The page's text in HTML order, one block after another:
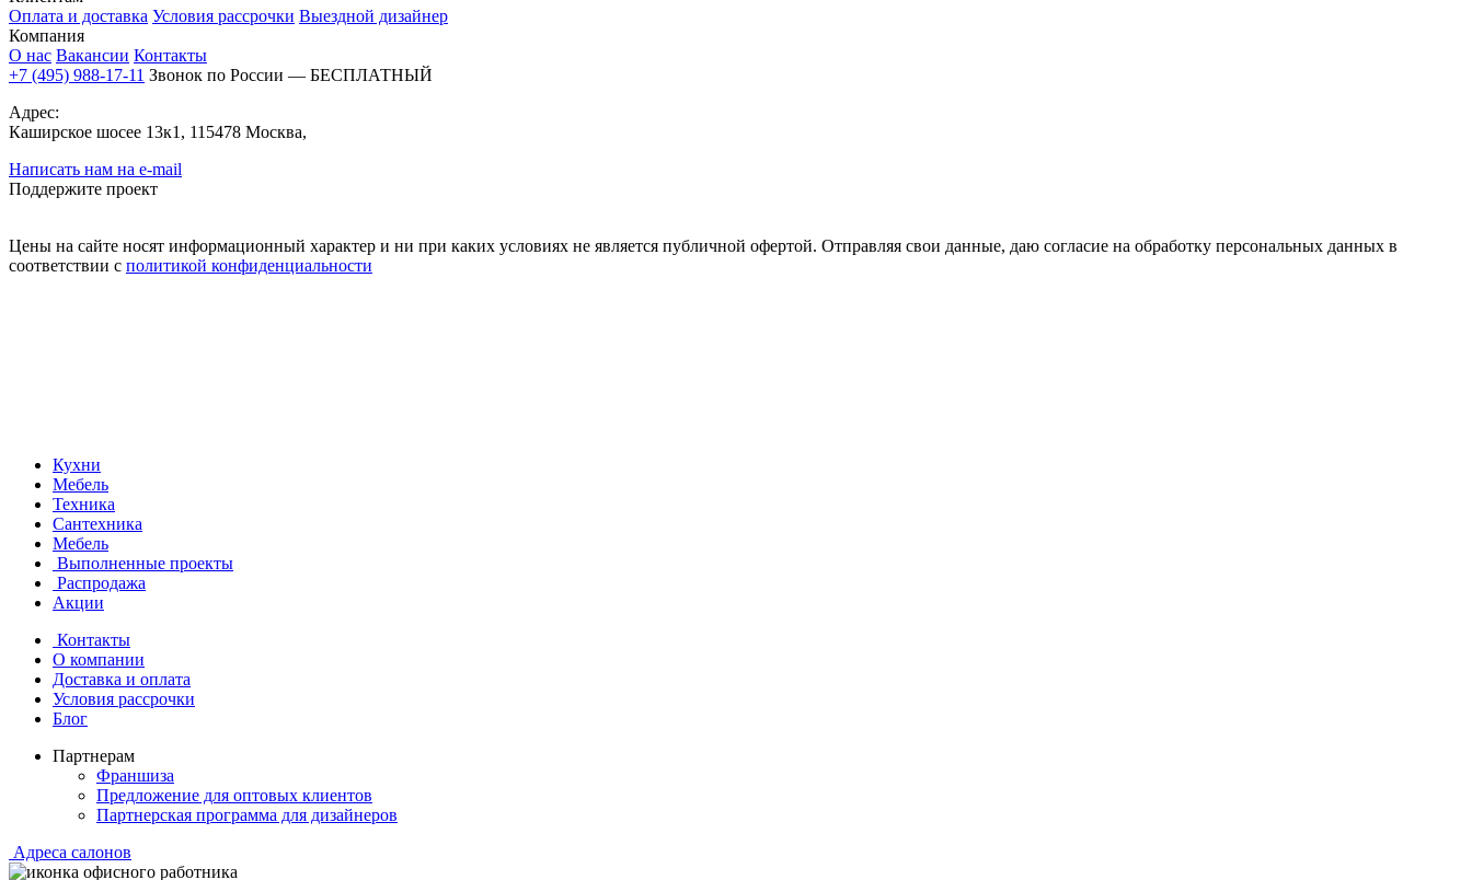
Оплата и доставка Условия рассрочки Выездной дизайнер
Компания
О нас Вакансии Контакты
+7 (495) 988-17-11 Звонок по России — БЕСПЛАТНЫЙ
Адрес:
Каширское шосее 13к1, 115478 Москва,
Написать нам на e-mail
Поддержите проект
Цены на сайте носят информационный характер и ни при каких условиях не является публичной офертой. Отправляя свои данные, даю согласие на обработку персональных данных в
соответствии с политикой конфиденциальности
Кухни
Мебель
Техника
Сантехника
Мебель
Выполненные проекты
Распродажа
Акции
Контакты
О компании
Доставка и оплата
Условия рассрочки
Блог
Партнерам
Франшиза
Предложение для оптовых клиентов
Партнерская программа для дизайнеров
Адреса салонов